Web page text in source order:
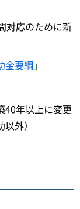
対応のために新
金要綱 」
40年以上に変更
外）